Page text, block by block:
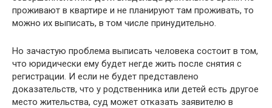
проживают в квартире и не планируют там проживать, то
можно их выписать, в том числе принудительно.
Но зачастую проблема выписать человека состоит в том,
что юридически ему будет негде жить после снятия с
регистрации. И если не будет представлено
доказательств, что у родственника или детей есть другое
место жительства, суд может отказать заявителю в